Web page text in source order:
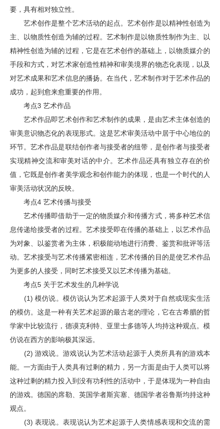
要，具有相对独立性。
艺术创作是整个艺术活动的起点。艺术创作是以精神性创造为
主、以物质性创造为辅的过程。艺术制作是以物质性制作为主、以
精神性创造为辅的过程，它是在艺术创作的基础上，以物质媒介的
手段和方式，对艺术家创造性精神和审美境界的物态化表现，以及
对艺术成果和艺术信息的播扬。在当代，艺术制作对于艺术作品的
成功，起到愈来愈重要的作用。
考点3 艺术作品
艺术作品即艺术创作和艺术制作的成果，是由艺术主体创造的
审美意识物态化的表现形式。这是艺术审美活动中居于中心地位的
环节。艺术作品是联结创作者与接受者的纽带，是创作者与接受者
实现精神交流和审美对话的中介。艺术作品还具有独立存在的价
值，它既是创作者美学观念和创作能力的体现，也是一个时代的人
审美活动状况的反映。
考点4 艺术传播与接受
艺术传播即借助于一定的物质媒介和传播方式，将多种艺术信
息传递给接受者的过程。艺术接受即在传播的基础上，以艺术作品
为对象、以鉴赏者为主体，积极能动地进行消费、鉴赏和批评等活
动。艺术接受与艺术传播紧密相连，艺术传播的目的是使艺术作品
为更多的人接受，同时艺术接受又以艺术传播为基础。
考点5 关于艺术发生的几种学说
(1) 模仿说。模仿说认为艺术起源于人类对于自然或现实生活
的模仿。这是一种有关艺术起源的最古老的理论，它在古希腊的哲
学家中比较流行，德谟克利特、亚里士多德等人均持这种观点。模
仿说在西方的影响极其深远。
(2) 游戏说。游戏说认为艺术活动起源于人类所具有的游戏本
能。一方面由于人类具有过剩的精力，另一方面是由于人类可以将
这种过剩的精力投入到没有功利性的活动中，于是体现为一种自由
的游戏。德国的席勒、英国学者斯宾塞、德国学者谷鲁斯均持这种
观点。
(3) 表现说。表现说认为艺术起源于人类情感表现和交流的需